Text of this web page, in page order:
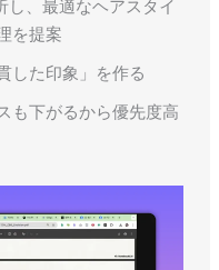
し、最適なヘアスタイ
を提案
した印象」を作る
も下がるから優先度高